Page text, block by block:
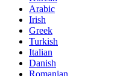
Arabic
Irish
Greek
Turkish
Italian
Danish
Romanian